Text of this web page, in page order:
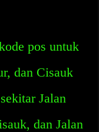
pos untuk
dan Cisauk
Jalan
dan Jalan